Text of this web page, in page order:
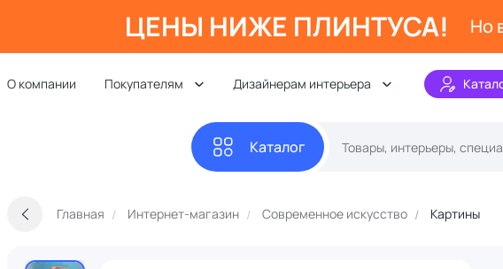
ЦЕНЫ НИЖЕ ПЛИНТУСА! Но
О компании Покупателям Дизайнерам интерьера
Каталог
Главная Интернет-магазин Современное искусство Картины